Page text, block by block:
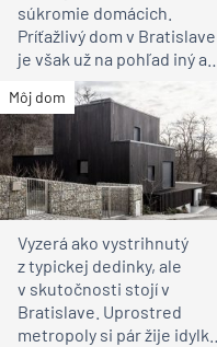
súkromie domácich.
Príťažlivý dom v Bratislave
je však už na pohľad iný ako
susedia
Môj dom
Vyzerá ako vystrihnutý
z typickej dedinky, ale
v skutočnosti stojí v
Bratislave. Uprostred
metropoly si pár žije idylku